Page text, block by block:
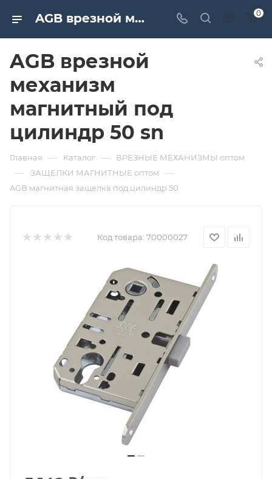
AGB врезной механизм магнитный под цилиндр 50 sn. Дверная и мебельная фурнитура САМИР-КИЛИТ | Оптовые поставки 0
AGB врезной
механизм
магнитный под
цилиндр 50 sn
Главная — Каталог — ВРЕЗНЫЕ МЕХАНИЗМЫ оптом
— ЗАЩЕЛКИ МАГНИТНЫЕ оптом —
AGB магнитная защелка под цилиндр 50
Код товара: 70000027